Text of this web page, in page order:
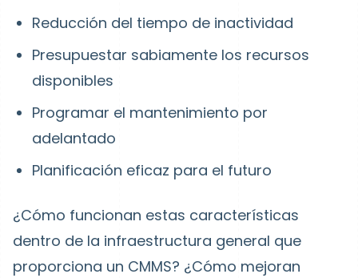
Reducción del tiempo de inactividad
Presupuestar sabiamente los recursos
disponibles
Programar el mantenimiento por
adelantado
Planificación eficaz para el futuro
¿Cómo funcionan estas características
dentro de la infraestructura general que
proporciona un CMMS? ¿Cómo mejoran